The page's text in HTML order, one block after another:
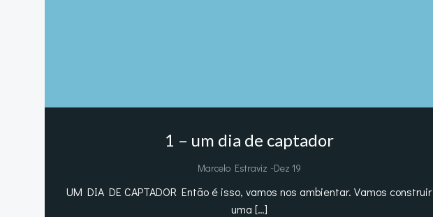
1 – um dia de captador
Marcelo Estraviz -Dez 19
UM DIA DE CAPTADOR Então é isso, vamos nos ambientar. Vamos construir
uma […]